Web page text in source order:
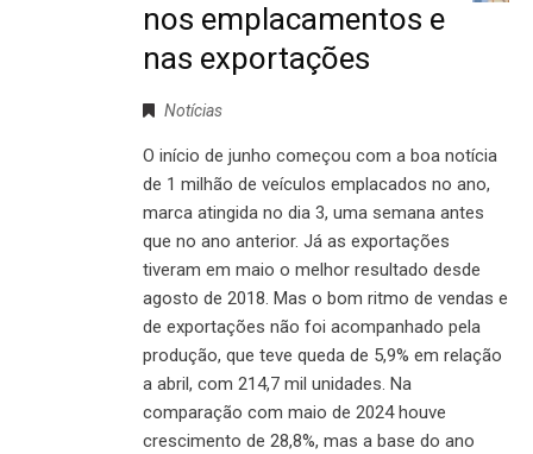
nos emplacamentos e
nas exportações
Notícias
O início de junho começou com a boa notícia
de 1 milhão de veículos emplacados no ano,
marca atingida no dia 3, uma semana antes
que no ano anterior. Já as exportações
tiveram em maio o melhor resultado desde
agosto de 2018. Mas o bom ritmo de vendas e
de exportações não foi acompanhado pela
produção, que teve queda de 5,9% em relação
a abril, com 214,7 mil unidades. Na
comparação com maio de 2024 houve
crescimento de 28,8%, mas a base do ano